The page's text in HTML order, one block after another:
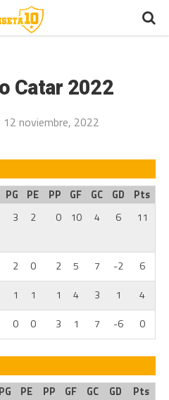
Catar 2022
12 noviembre, 2022
PG PE PP GF GC GD
Pts
3 2 0 10 4 6 11
2 0 2 5 7 -2
6
1 1 1 4 3 1
4
0 0 3 1 7 -6 0
PG PE PP GF GC GD
Pts